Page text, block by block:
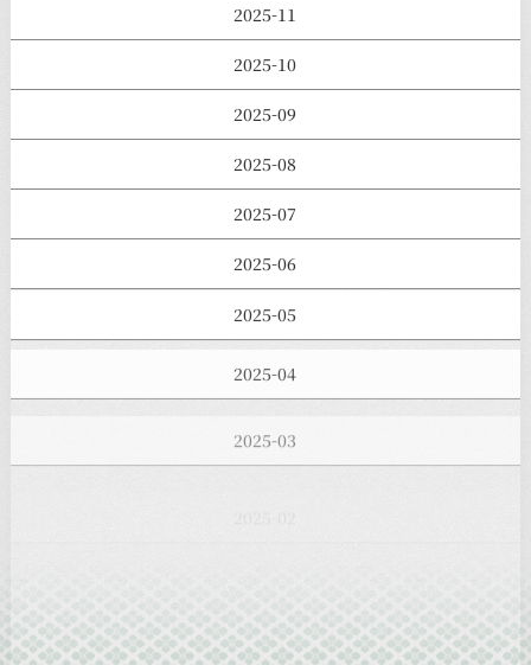
2025-11
2025-10
2025-09
2025-08
2025-07
2025-06
2025-05
2025-02